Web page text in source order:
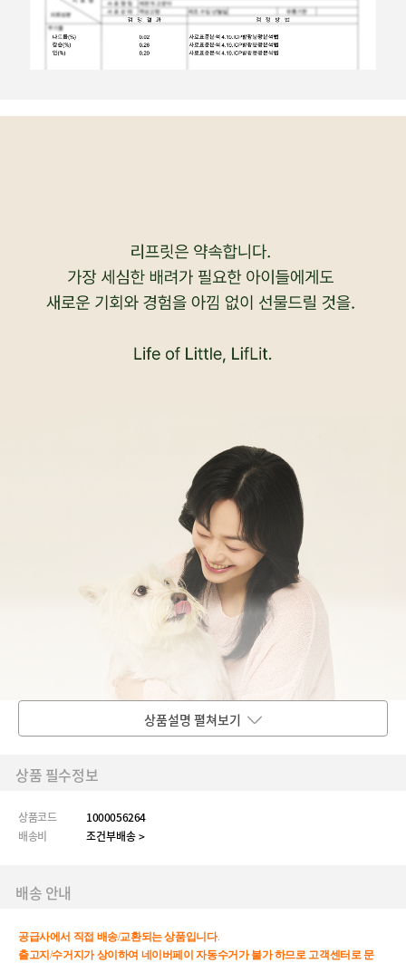
상품설명 펼쳐보기
상품 필수정보
상품코드
1000056264
배송비
조건부배송 >
배송 안내
공급사에서 직접 배송/교환되는상품입니다.
출고지/수거지가 상이하여 네이버페이 자동수거가 불가하므로 고객센터로 문